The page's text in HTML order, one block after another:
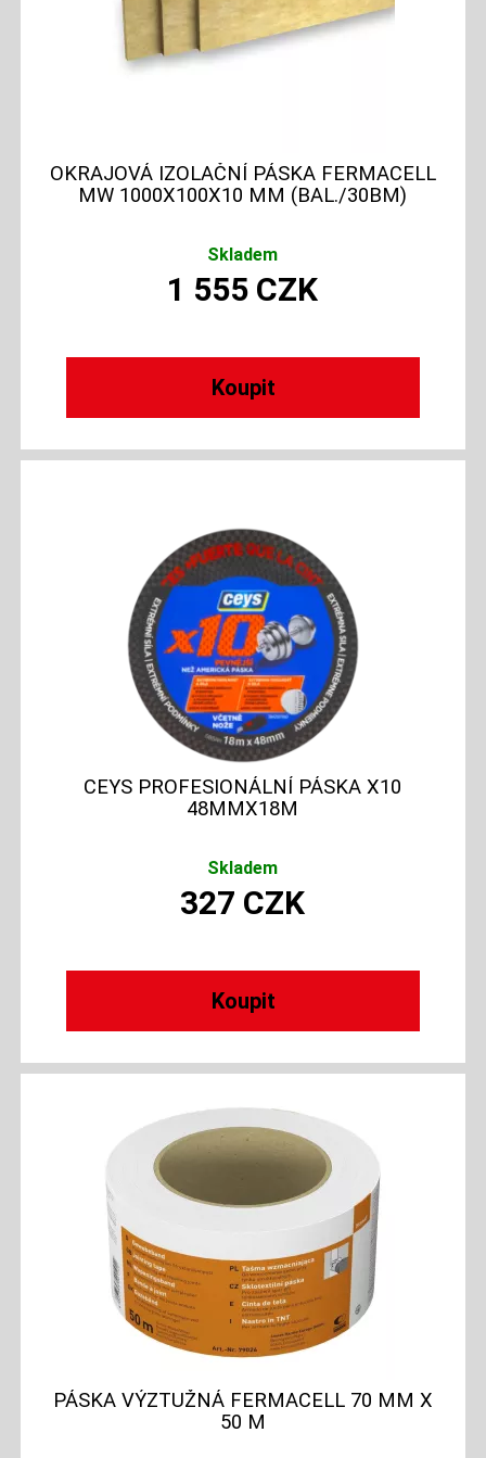
OKRAJOVÁ IZOLAČNÍ PÁSKA FERMACELL
MW 1000X100X10 MM (BAL./30BM)
Skladem
1 555 CZK
CEYS PROFESIONÁLNÍ PÁSKA X10
48MMX18M
Skladem
327 CZK
PÁSKA VÝZTUŽNÁ FERMACELL 70 MM X
50 M